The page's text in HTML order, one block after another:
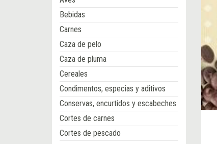
Bebidas
Carnes
Caza de pelo
Caza de pluma
Cereales
Condimentos, especias y aditivos
Conservas, encurtidos y escabeches
Cortes de carnes
Cortes de pescado